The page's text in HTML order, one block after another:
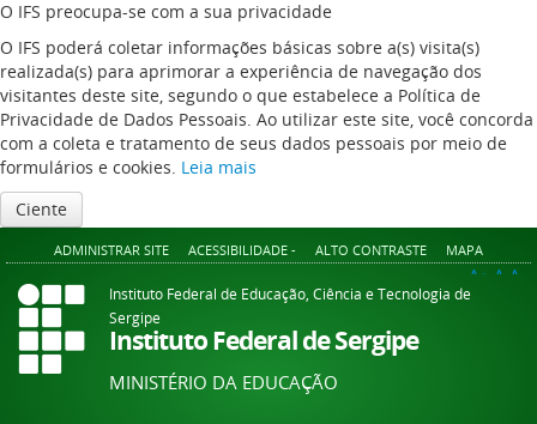
O IFS preocupa-se com a sua privacidade
O IFS poderá coletar informações básicas sobre a(s) visita(s)
realizada(s) para aprimorar a experiência de navegação dos
visitantes deste site, segundo o que estabelece a Política de
Privacidade de Dados Pessoais. Ao utilizar este site, você concorda
com a coleta e tratamento de seus dados pessoais por meio de
formulários e cookies. Leia mais
Ciente
ADMINISTRAR SITE ACESSIBILIDADE - ALTO CONTRASTE MAPA
A+ A A-
Instituto Federal de Educação, Ciência e Tecnologia de
Sergipe
Instituto Federal de Sergipe
MINISTÉRIO DA EDUCAÇÃO